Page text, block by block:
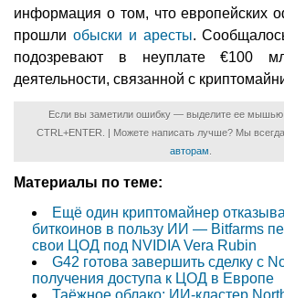
информация о том, что европейских
прошли обыски и аресты.
подозревают в неуплате €100
деятельности, связанной с
Если вы заметили ошибку — выделите ее мышью
CTRL+ENTER. | Можете написать лучше? Мы
авторам
Материалы по теме:
Ещё один криптомайнер
биткоинов в пользу ИИ — Bitfarms
свои ЦОД под NVIDIA Vera Rubin
G42 готова завершить сделку с
получения доступа к ЦОД в Европе
Таёжное облако: ИИ-кластер